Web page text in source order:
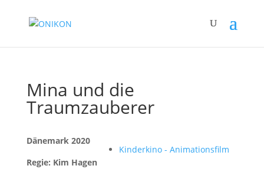
Mina und die
Traumzauberer
Kinderkino - Animationsfilm
Dänemark 2020
Regie: Kim Hagen